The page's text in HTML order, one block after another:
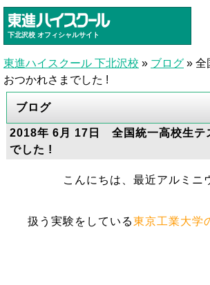
下北沢校 オフィシャルサイト
東進ハイスクール 下北沢校 » ブログ » 全
おつかれさまでした !
ブログ
2018年 6月 17日 全国統一高校生テ
でした !
こんにちは、最近アルミニ
扱う実験をしている東京工業大学